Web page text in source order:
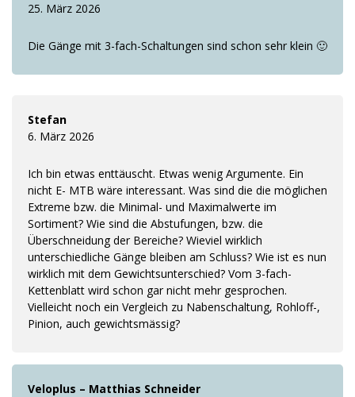
25. März 2026
Die Gänge mit 3-fach-Schaltungen sind schon sehr klein 🙂
Stefan
6. März 2026
Ich bin etwas enttäuscht. Etwas wenig Argumente. Ein
nicht E- MTB wäre interessant. Was sind die die möglichen
Extreme bzw. die Minimal- und Maximalwerte im
Sortiment? Wie sind die Abstufungen, bzw. die
Überschneidung der Bereiche? Wieviel wirklich
unterschiedliche Gänge bleiben am Schluss? Wie ist es nun
wirklich mit dem Gewichtsunterschied? Vom 3-fach-
Kettenblatt wird schon gar nicht mehr gesprochen.
Vielleicht noch ein Vergleich zu Nabenschaltung, Rohloff-,
Pinion, auch gewichtsmässig?
Veloplus – Matthias Schneider